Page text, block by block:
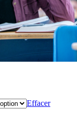
Effacer